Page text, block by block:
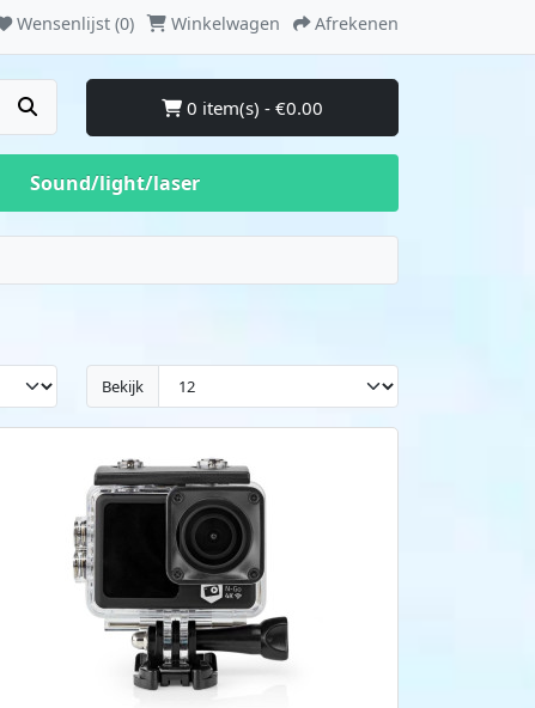
Wensenlijst (0) Winkelwagen Afrekenen
0 item(s) - €0.00
Sound/light/laser
Bekijk